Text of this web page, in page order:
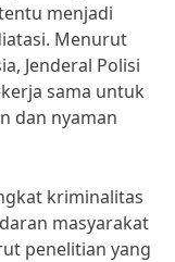
menjadi
Menurut
Jenderal Polisi
sama untuk
dan nyaman
kriminalitas
masyarakat
penelitian yang